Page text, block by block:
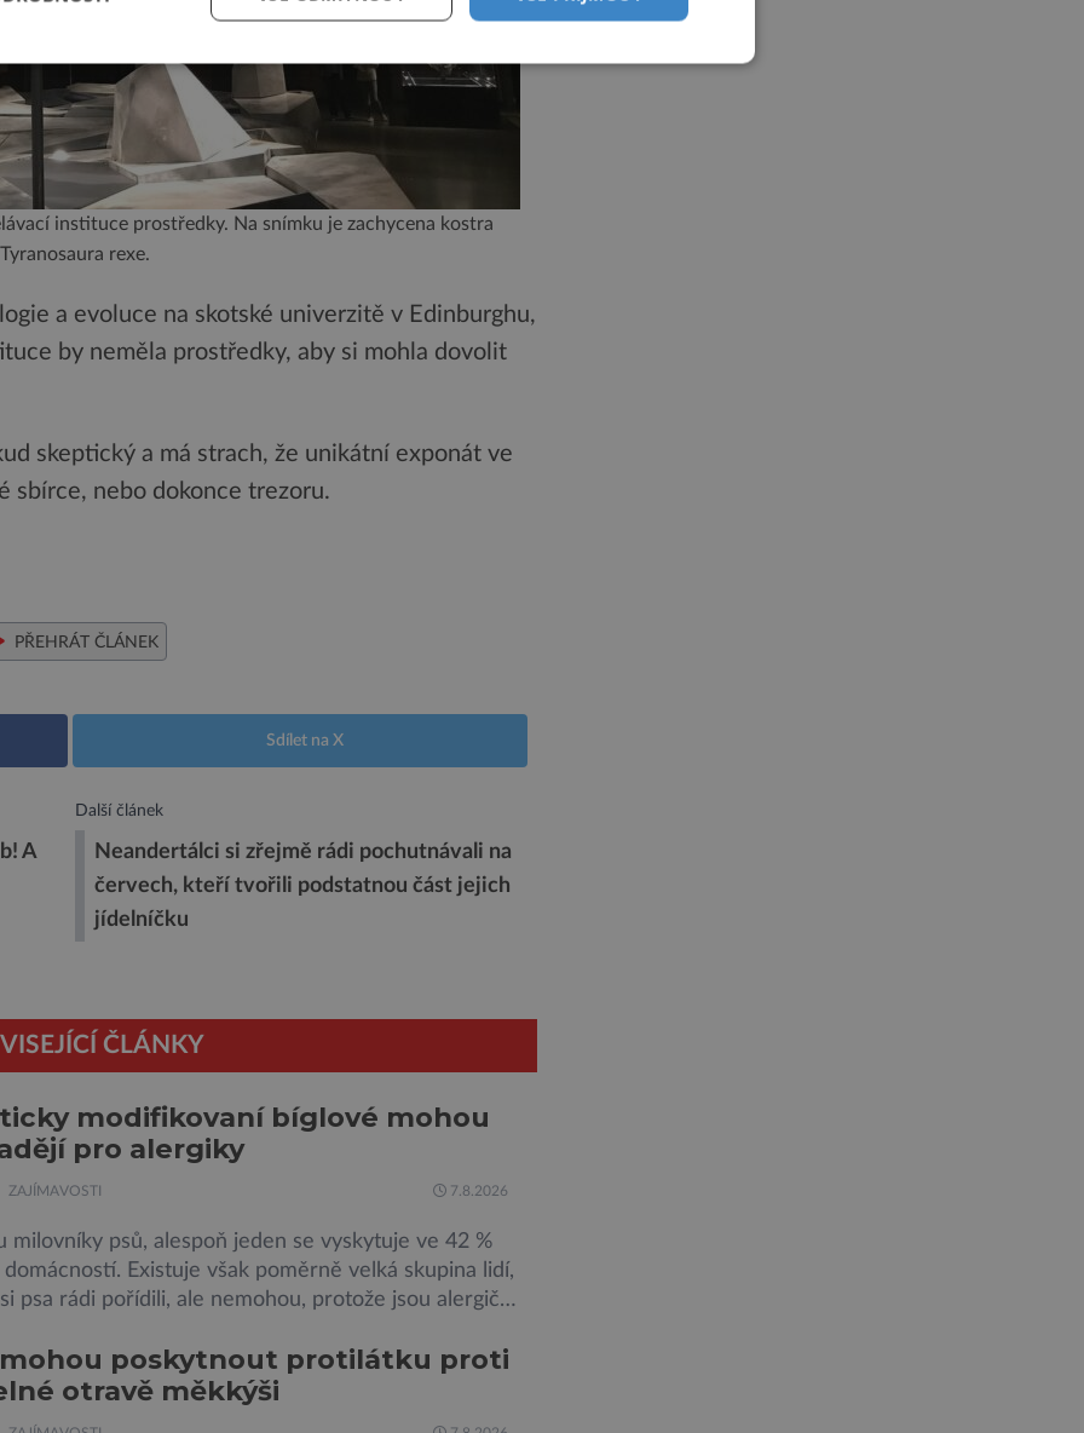
instituce prostředky. Na snímku je zachycena kostra
Tyranosaura rexe.
a evoluce na skotské univerzitě v Edinburghu,
by neměla prostředky, aby si mohla dovolit
skeptický a má strach, že unikátní exponát ve
sbírce, nebo dokonce trezoru.
PŘEHRÁT ČLÁNEK
Sdílet na X
A
Další článek
Neandertálci si zřejmě rádi pochutnávali na
červech, kteří tvořili podstatnou část jejich
jídelníčku
ČLÁNKY
modifikovaní bíglové mohou
pro alergiky
ZAJÍMAVOSTI 7.8.2026
milovníky psů, alespoň jeden se vyskytuje ve 42 %
domácností. Existuje však poměrně velká skupina lidí,
psa rádi pořídili, ale nemohou, protože jsou alergičtí.
v psích slinách, potu, moči a šupinkách kůže,
v srsti. Vědci nyní geneticky upravili psy, aby […]
poskytnout protilátku proti
otravě měkkýši